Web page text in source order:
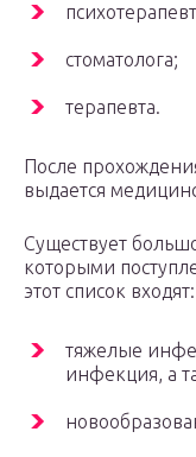
стоматолога;
терапевта.
После
выдается
Существует
которыми
этот список входят:
тяжелые
инфекция, а